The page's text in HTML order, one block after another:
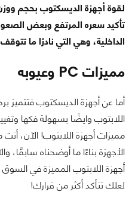
لقوة أجهزة الديسكتوب بحجم
تأكيد سعره المرتفع وبعض
الداخلية، وهي التي نادرًا ما
مميزات PC وعيوبه
أما عن أجهزة الديسكتوب فتتميز
اللابتوب وايضًا بسهولة فكها
مميزات أجهزة اللابتوب! الآن،
الأجهزة بناءًا ما أوضحناه
أجهزة اللابتوب المميزة في
لعلك تتأكد أكثر من قرارك!